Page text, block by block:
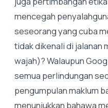
mencegah
seseorang yang cuba
tidak dikenali di jalanan
wajah)? Walaupun
semua perlindungan
pengumpulan maklum
menunjukkan bahawa